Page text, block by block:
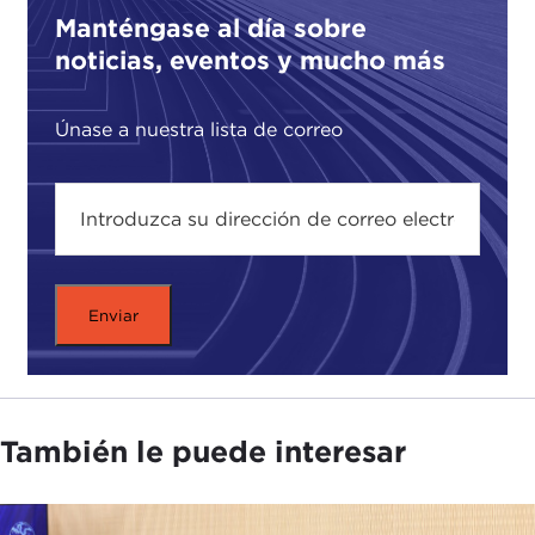
Manténgase al día sobre
noticias, eventos y mucho más
Únase a nuestra lista de correo
American relations, whether or not the Biden
administration can fill the leadership vacuum, and
possible post-pandemic scenarios.
También le puede interesar